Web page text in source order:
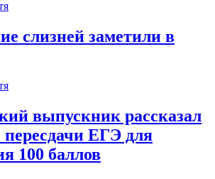
слизней заметили в
выпускник рассказал
пересдачи ЕГЭ для
100 баллов